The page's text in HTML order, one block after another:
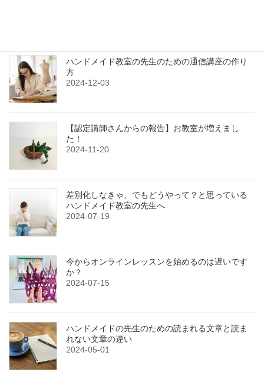
ハンドメイド教室の先生のための通信講座の作り
方
2024-12-03
【認定講師さんからの報告】お教室が増えまし
た！
2024-11-20
差別化しなきゃ、でもどうやって？と思っている
ハンドメイド教室の先生へ
2024-07-19
今からオンラインレッスンを始めるのは遅いです
か？
2024-07-15
ハンドメイドの先生のための読まれる文章と読ま
れない文章の違い
2024-05-01